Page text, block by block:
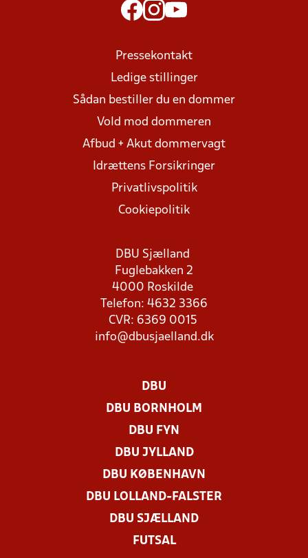
Pressekontakt
Ledige stillinger
Sådan bestiller du en dommer
Vold mod dommeren
Afbud + Akut dommervagt
Idrættens Forsikringer
Privatlivspolitik
Cookiepolitik
DBU Sjælland
Fuglebakken 2
4000 Roskilde
Telefon: 4632 3366
CVR: 6369 0015
info@dbusjaelland.dk
DBU
DBU BORNHOLM
DBU FYN
DBU JYLLAND
DBU KØBENHAVN
DBU LOLLAND-FALSTER
DBU SJÆLLAND
FUTSAL